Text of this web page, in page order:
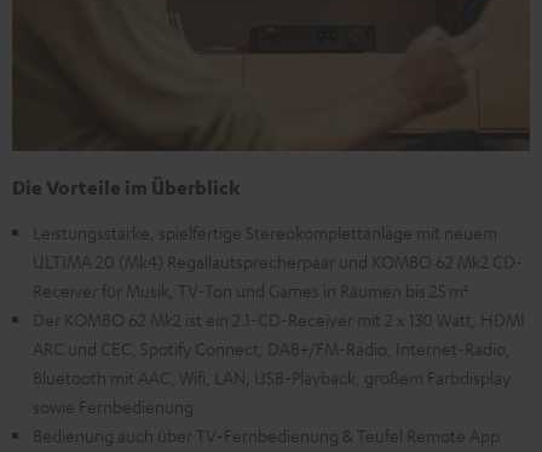
Die Vorteile im Überblick
Leistungsstarke, spielfertige Stereokomplettanlage mit neuem
ULTIMA 20 (Mk4) Regallautsprecherpaar und KOMBO 62 Mk2 CD-
Receiver für Musik, TV-Ton und Games in Räumen bis 25 m²
Der KOMBO 62 Mk2 ist ein 2.1-CD-Receiver mit 2 x 130 Watt, HDMI
ARC und CEC, Spotify Connect, DAB+/FM-Radio, Internet-Radio,
Bluetooth mit AAC, Wifi, LAN, USB-Playback, großem Farbdisplay
sowie Fernbedienung
Bedienung auch über TV-Fernbedienung & Teufel Remote App